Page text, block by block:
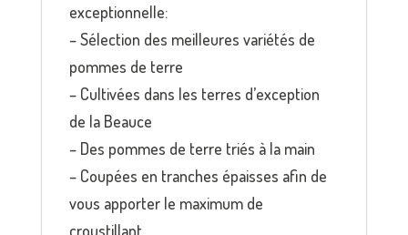
exceptionnelle:
– Sélection des meilleures variétés de
pommes de terre
– Cultivées dans les terres d’exception
de la Beauce
– Des pommes de terre triés à la main
– Coupées en tranches épaisses afin de
vous apporter le maximum de
croustillant